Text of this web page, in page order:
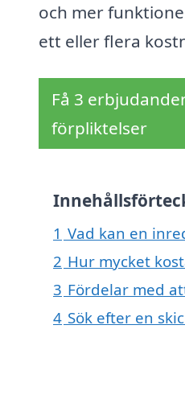
och mer
ett eller flera
Få 3
förpliktelser
1 Vad kan en
2 Hur mycket
3 Fördelar med
4 Sök efter en